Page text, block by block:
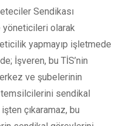
Sendikası
yöneticileri olarak
yapmayıp işletmede
İşveren, bu TİS’nin
ve şubelerinin
sendikal
çıkaramaz, bu